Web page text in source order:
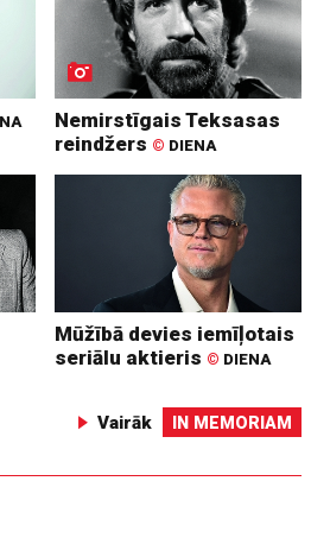
Nemirstīgais Teksasas
reindžers © DIENA
Mūžībā devies iemīļotais
seriālu aktieris © DIENA
Vairāk IN MEMORIAM